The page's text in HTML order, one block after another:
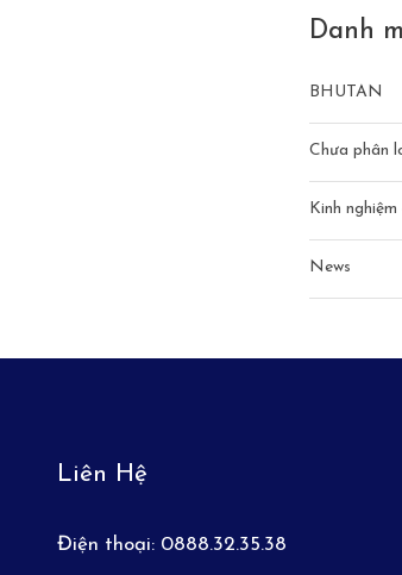
Danh
BHUTAN
Chưa phân
Kinh nghiệm
News
Liên Hệ
Điện thoại: 0888.32.35.38